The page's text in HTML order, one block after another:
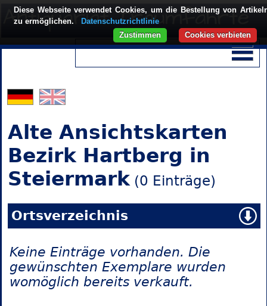
Alte Ansichtskarten
Bezirk Hartberg in
Steiermark(0 Einträge)
Ortsverzeichnis
Keine Einträge vorhanden. Die
gewünschten Exemplare wurden
womöglich bereits verkauft.
Diese Webseite verwendet Cookies, um die Bestellung von
zu ermöglichen.
Datenschutzrichtlinie
Cookies verbieten
Zustimmen